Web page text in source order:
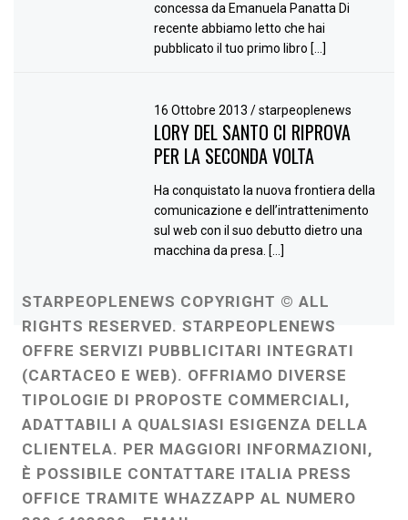
concessa da Emanuela Panatta Di
recente abbiamo letto che hai
pubblicato il tuo primo libro […]
16 Ottobre 2013/ starpeoplenews
LORY DEL SANTO CI RIPROVA
PER LA SECONDA VOLTA
Ha conquistato la nuova frontiera della
comunicazione e dell’intrattenimento
sul web con il suo debutto dietro una
macchina da presa. […]
STARPEOPLENEWS COPYRIGHT © ALL
RIGHTS RESERVED. STARPEOPLENEWS
OFFRE SERVIZI PUBBLICITARI INTEGRATI
(CARTACEO E WEB). OFFRIAMO DIVERSE
TIPOLOGIE DI PROPOSTE COMMERCIALI,
ADATTABILI A QUALSIASI ESIGENZA DELLA
CLIENTELA. PER MAGGIORI INFORMAZIONI,
È POSSIBILE CONTATTARE ITALIA PRESS
OFFICE TRAMITE WHAZZAPP AL NUMERO